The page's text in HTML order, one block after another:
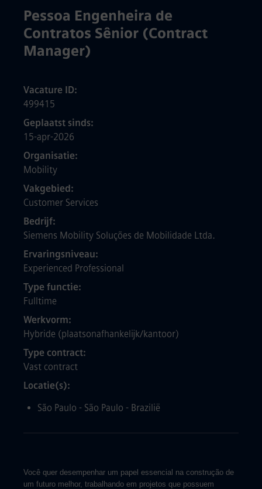
Pessoa Engenheira de
Contratos Sênior (Contract
Manager)
Vacature ID
499415
Geplaatst sinds
15-apr-2026
Organisatie
Mobility
Vakgebied
Customer Services
Bedrijf
Siemens Mobility Soluções de Mobilidade Ltda.
Ervaringsniveau
Experienced Professional
Type functie
Fulltime
Werkvorm
Hybride (plaatsonafhankelijk/kantoor)
Type contract
Vast contract
Locatie(s)
São Paulo - São Paulo - Brazilië
Você quer desempenhar um papel essencial na construção de
um futuro melhor, trabalhando em projetos que possuem